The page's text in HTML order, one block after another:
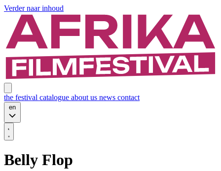
Verder naar inhoud
the festival catalogue about us news contact
en
Belly Flop